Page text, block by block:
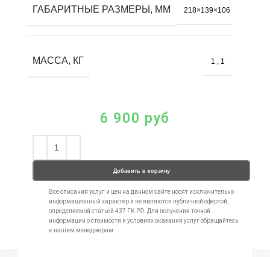
ГАБАРИТНЫЕ РАЗМЕРЫ, ММ 218×139×106
МАССА, КГ 1 , 1
6 900 руб
Добавить в корзину
Все описания услуг и цен на данном сайте носят исключительно
информационный характер и не являются публичной офертой,
определяемой статьей 437 ГК РФ. Для получения точной
информации о стоимости и условиях оказания услуг обращайтесь
к нашим менеджерам.